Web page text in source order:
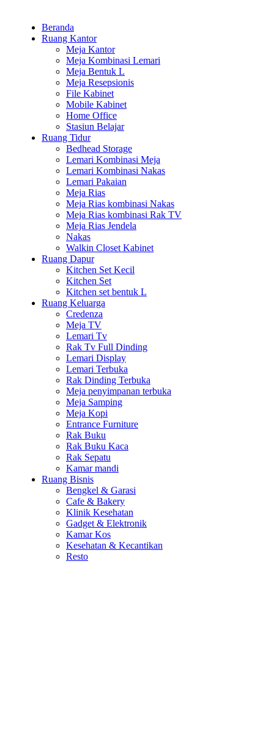
Beranda
Ruang Kantor
Meja Kantor
Meja Kombinasi Lemari
Meja Bentuk L
Meja Resepsionis
File Kabinet
Mobile Kabinet
Home Office
Stasiun Belajar
Ruang Tidur
Bedhead Storage
Lemari Kombinasi Meja
Lemari Kombinasi Nakas
Lemari Pakaian
Meja Rias
Meja Rias kombinasi Nakas
Meja Rias kombinasi Rak TV
Meja Rias Jendela
Nakas
Walkin Closet Kabinet
Ruang Dapur
Kitchen Set Kecil
Kitchen Set
Kitchen set bentuk L
Ruang Keluarga
Credenza
Meja TV
Lemari Tv
Rak Tv Full Dinding
Lemari Display
Lemari Terbuka
Rak Dinding Terbuka
Meja penyimpanan terbuka
Meja Samping
Meja Kopi
Entrance Furniture
Rak Buku
Rak Buku Kaca
Rak Sepatu
Kamar mandi
Ruang Bisnis
Bengkel & Garasi
Cafe & Bakery
Klinik Kesehatan
Gadget & Elektronik
Kamar Kos
Kesehatan & Kecantikan
Resto